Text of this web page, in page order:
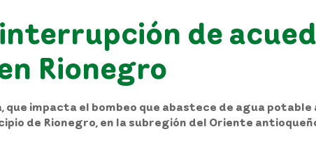
de
Rionegro
impacta el bombeo que abastece de agua
de Rionegro, en la subregión del Oriente